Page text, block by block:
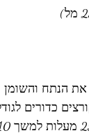
את הנתח
כדורים